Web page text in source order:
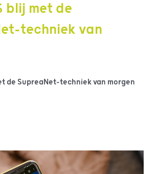
blij met de
techniek van
de SupreaNet-techniek van morgen